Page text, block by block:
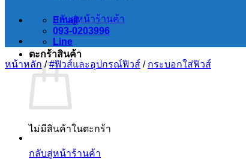
กลับสู่หน้าร้านค้า
ตะกร้าสินค้า
ไม่มีสินค้าในตะกร้า
กลับสู่หน้าร้านค้า
Email
093-0203996
Line
หน้าหลัก / #ฟิวส์และอุปกรณ์ฟิวส์ / กระบอกใส่ฟิวส์